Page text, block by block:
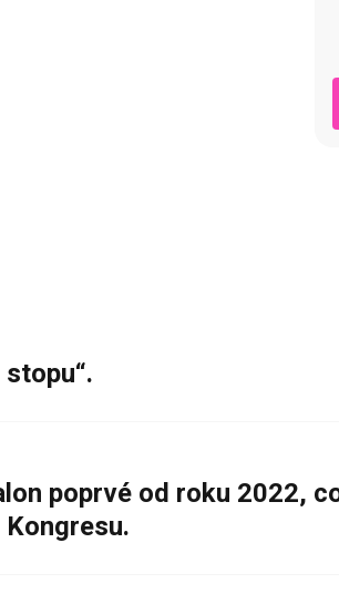
poprvé od roku 2022,